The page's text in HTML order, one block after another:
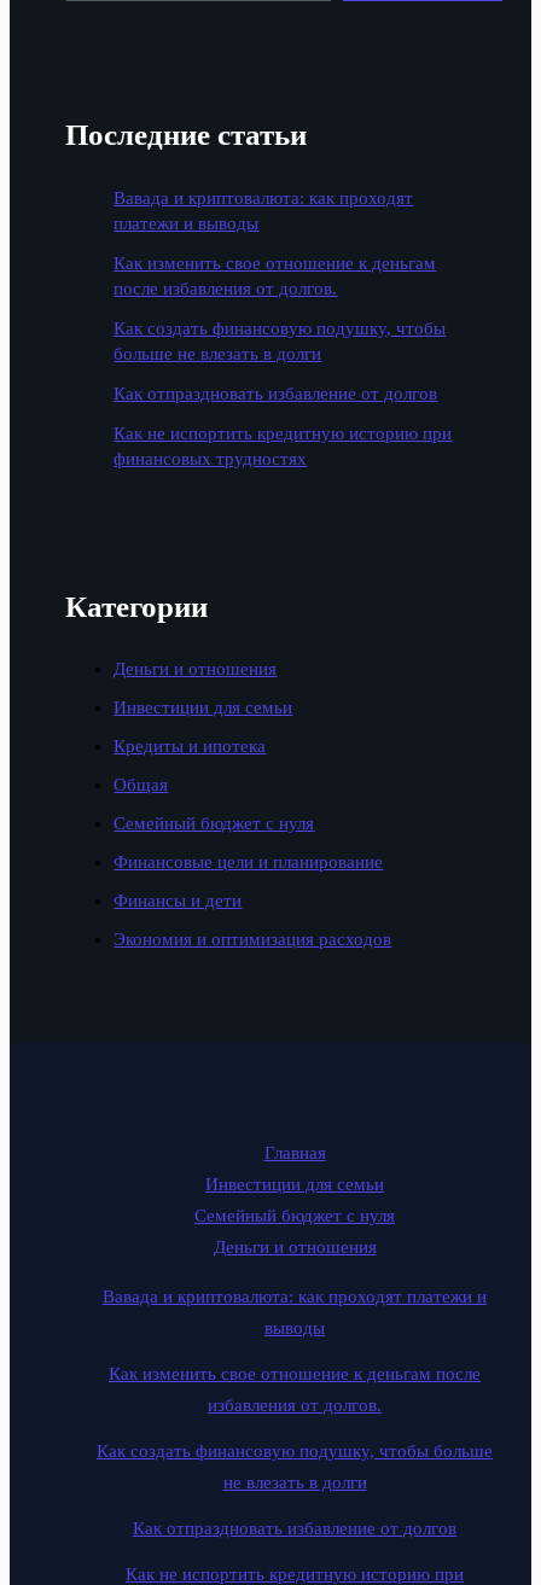
Последние статьи
Вавада и криптовалюта: как проходят
платежи и выводы
Как изменить свое отношение к деньгам
после избавления от долгов.
Как создать финансовую подушку, чтобы
больше не влезать в долги
Как отпраздновать избавление от долгов
Как не испортить кредитную историю при
финансовых трудностях
Категории
Деньги и отношения
Инвестиции для семьи
Кредиты и ипотека
Общая
Семейный бюджет с нуля
Финансовые цели и планирование
Финансы и дети
Экономия и оптимизация расходов
Главная
Инвестиции для семьи
Семейный бюджет с нуля
Деньги и отношения
Вавада и криптовалюта: как проходят платежи и
выводы
Как изменить свое отношение к деньгам после
избавления от долгов.
Как создать финансовую подушку, чтобы больше
не влезать в долги
Как отпраздновать избавление от долгов
Как не испортить кредитную историю при